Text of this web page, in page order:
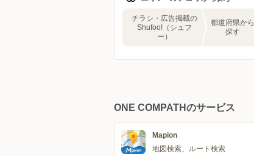
チラシ・広告掲載の
Shufoo!（シュフ
ー）
都道府県から
探す
ONE COMPATHのサービス
Mapion
地図検索、ルート検索